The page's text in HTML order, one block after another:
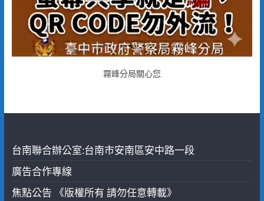
霧峰分局關心您
台南聯合辦公室:台南市安南區安中路一段
廣告合作專線
焦點公告 《版權所有 請勿任意轉載》